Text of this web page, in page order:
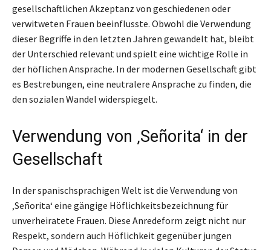
gesellschaftlichen Akzeptanz von geschiedenen oder
verwitweten Frauen beeinflusste. Obwohl die Verwendung
dieser Begriffe in den letzten Jahren gewandelt hat, bleibt
der Unterschied relevant und spielt eine wichtige Rolle in
der höflichen Ansprache. In der modernen Gesellschaft gibt
es Bestrebungen, eine neutralere Ansprache zu finden, die
den sozialen Wandel widerspiegelt.
Verwendung von ‚Señorita‘ in der
Gesellschaft
In der spanischsprachigen Welt ist die Verwendung von
‚Señorita‘ eine gängige Höflichkeitsbezeichnung für
unverheiratete Frauen. Diese Anredeform zeigt nicht nur
Respekt, sondern auch Höflichkeit gegenüber jungen